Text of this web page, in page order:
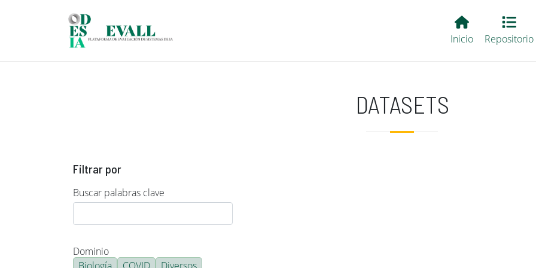
Main EvALL
Inicio Repositorio
DATASETS
Filtrar por
Buscar palabras clave
Dominio